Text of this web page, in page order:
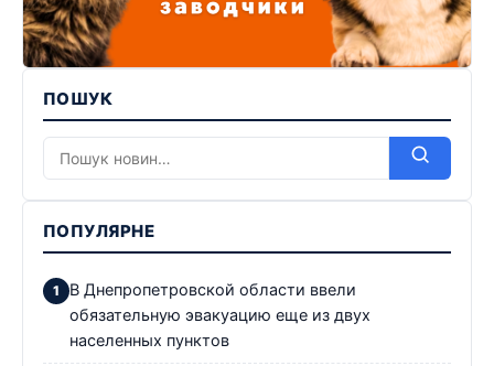
ПОШУК
ПОПУЛЯРНЕ
В Днепропетровской области ввели
обязательную эвакуацию еще из двух
населенных пунктов